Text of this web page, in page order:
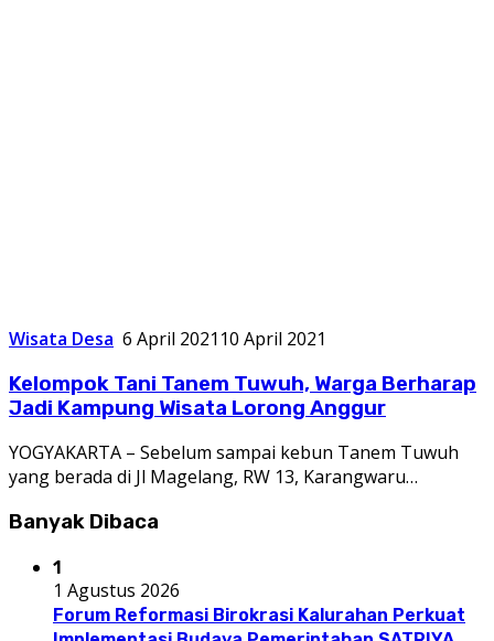
Wisata Desa 6 April 2021 10 April 2021
Kelompok Tani Tanem Tuwuh, Warga Berharap
Jadi Kampung Wisata Lorong Anggur
YOGYAKARTA – Sebelum sampai kebun Tanem Tuwuh
yang berada di Jl Magelang, RW 13, Karangwaru…
Banyak Dibaca
1
1 Agustus 2026
Forum Reformasi Birokrasi Kalurahan Perkuat